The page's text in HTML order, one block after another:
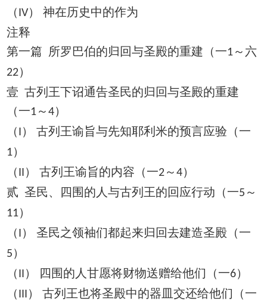
（ IV） 神在历史中的作为
注释
第一篇 所罗巴伯的归回与圣殿的重建（一1 ～六
22）
壹 古列王下诏通告圣民的归回与圣殿的重建
（一1 ～ 4）
（ I ） 古列王谕旨与先知耶利米的预言应验（一
1）
（ II ） 古列王谕旨的内容（一2 ～ 4）
贰 圣民、四围的人与古列王的回应行动（一5 ～
11）
（ I ） 圣民之领袖们都起来归回去建造圣殿（一
5 ）
（ II ） 四围的人甘愿将财物送赠给他们（一6）
（ III ） 古列王也将圣殿中的器皿交还给他们（一